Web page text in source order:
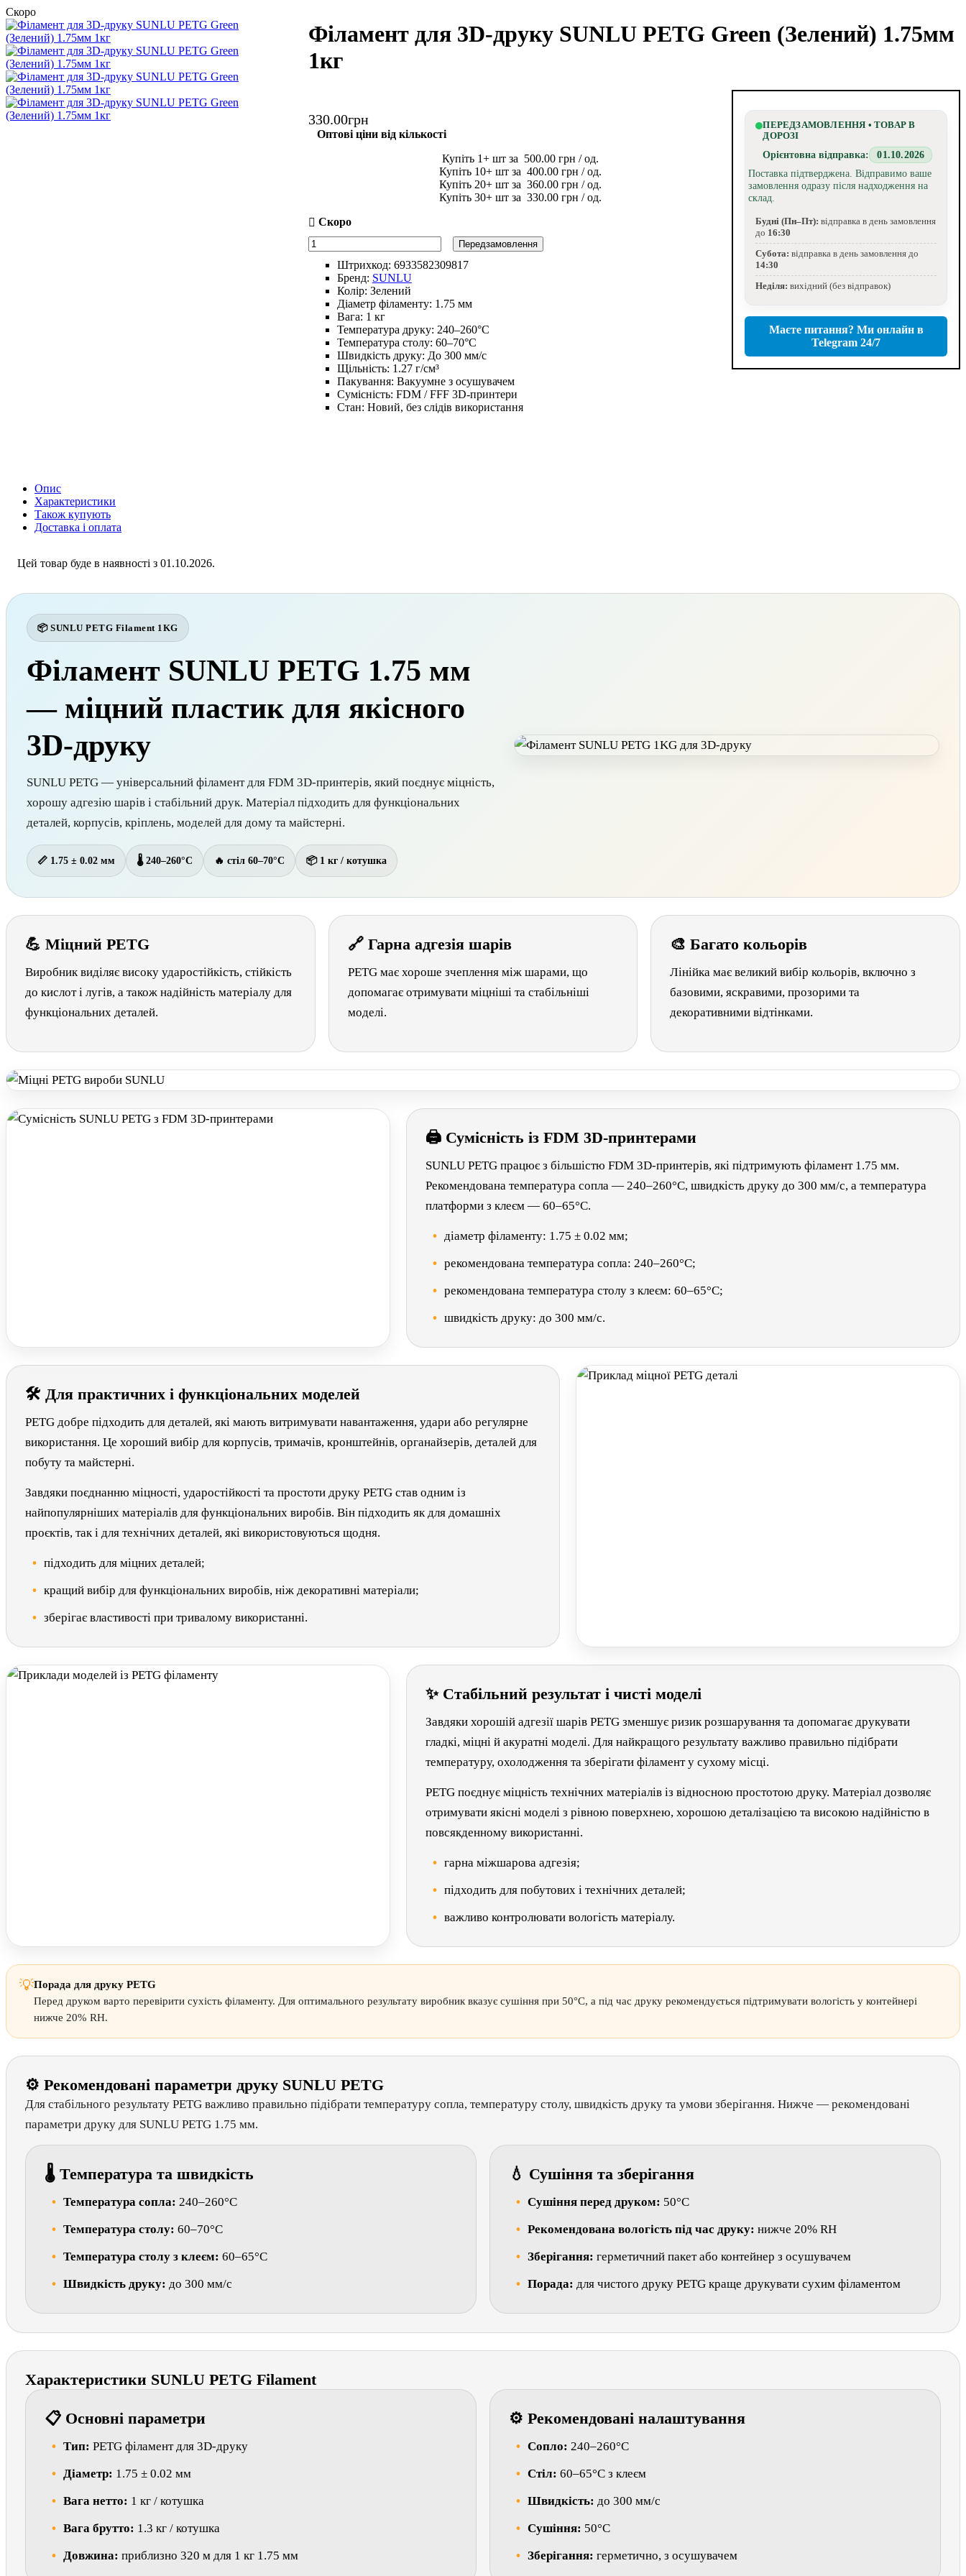
Скоро
Філамент для 3D-друку SUNLU PETG Green (Зелений) 1.75мм
1кг
330.00грн
Оптові ціни від кількості
1
500.00 грн
10
400.00 грн
20
360.00 грн
30
330.00 грн
Передзамовлення
Штрихкод: 6933582309817
Бренд: SUNLU
Колір: Зелений
Діаметр філаменту: 1.75 мм
Вага: 1 кг
Температура друку: 240–260°C
Температура столу: 60–70°C
Швидкість друку: До 300 мм/с
Щільність: 1.27 г/см³
Пакування: Вакуумне з осушувачем
Сумісність: FDM / FFF 3D-принтери
Стан: Новий, без слідів використання
ПЕРЕДЗАМОВЛЕННЯ • ТОВАР В
ДОРОЗІ
Орієнтовна відправка:
01.10.2026
Поставка підтверджена. Відправимо ваше
замовлення одразу після надходження на
склад.
Будні (Пн–Пт): відправка в день замовлення
до 16:30
Субота: відправка в день замовлення до
14:30
Неділя: вихідний (без відправок)
Маєте питання? Ми онлайн в
Telegram 24/7
Опис
Характеристики
Також купують
Доставка і оплата
Цей товар буде в наявності з 01.10.2026.
📦 SUNLU PETG Filament 1KG
Філамент SUNLU PETG 1.75 мм
— міцний пластик для якісного
3D-друку
SUNLU PETG — універсальний філамент для FDM 3D-принтерів, який поєднує міцність,
хорошу адгезію шарів і стабільний друк. Матеріал підходить для функціональних
деталей, корпусів, кріплень, моделей для дому та майстерні.
📏 1.75 ± 0.02 мм 🌡 240–260°C 🔥 стіл 60–70°C 📦 1 кг / котушка
💪 Міцний PETG
Виробник виділяє високу ударостійкість, стійкість
до кислот і лугів, а також надійність матеріалу для
функціональних деталей.
🔗 Гарна адгезія шарів
PETG має хороше зчеплення між шарами, що
допомагає отримувати міцніші та стабільніші
моделі.
🎨 Багато кольорів
Лінійка має великий вибір кольорів, включно з
базовими, яскравими, прозорими та
декоративними відтінками.
🖨 Сумісність із FDM 3D-принтерами
SUNLU PETG працює з більшістю FDM 3D-принтерів, які підтримують філамент 1.75 мм.
Рекомендована температура сопла — 240–260°C, швидкість друку до 300 мм/с, а температура
платформи з клеєм — 60–65°C.
діаметр філаменту: 1.75 ± 0.02 мм;
рекомендована температура сопла: 240–260°C;
рекомендована температура столу з клеєм: 60–65°C;
швидкість друку: до 300 мм/с.
🛠 Для практичних і функціональних моделей
PETG добре підходить для деталей, які мають витримувати навантаження, удари або регулярне
використання. Це хороший вибір для корпусів, тримачів, кронштейнів, органайзерів, деталей для
побуту та майстерні.
Завдяки поєднанню міцності, ударостійкості та простоти друку PETG став одним із
найпопулярніших матеріалів для функціональних виробів. Він підходить як для домашніх
проєктів, так і для технічних деталей, які використовуються щодня.
підходить для міцних деталей;
кращий вибір для функціональних виробів, ніж декоративні матеріали;
зберігає властивості при тривалому використанні.
✨ Стабільний результат і чисті моделі
Завдяки хорошій адгезії шарів PETG зменшує ризик розшарування та допомагає друкувати
гладкі, міцні й акуратні моделі. Для найкращого результату важливо правильно підібрати
температуру, охолодження та зберігати філамент у сухому місці.
PETG поєднує міцність технічних матеріалів із відносною простотою друку. Матеріал дозволяє
отримувати якісні моделі з рівною поверхнею, хорошою деталізацією та високою надійністю в
повсякденному використанні.
гарна міжшарова адгезія;
підходить для побутових і технічних деталей;
важливо контролювати вологість матеріалу.
💡Порада для друку PETG
Перед друком варто перевірити сухість філаменту. Для оптимального результату виробник вказує сушіння при 50°C, а під час друку рекомендується підтримувати вологість у контейнері
нижче 20% RH.
⚙ Рекомендовані параметри друку SUNLU PETG
Для стабільного результату PETG важливо правильно підібрати температуру сопла, температуру столу, швидкість друку та умови зберігання. Нижче — рекомендовані
параметри друку для SUNLU PETG 1.75 мм.
🌡 Температура та швидкість
Температура сопла: 240–260°C
Температура столу: 60–70°C
Температура столу з клеєм: 60–65°C
Швидкість друку: до 300 мм/с
💧 Сушіння та зберігання
Сушіння перед друком: 50°C
Рекомендована вологість під час друку: нижче 20% RH
Зберігання: герметичний пакет або контейнер з осушувачем
Порада: для чистого друку PETG краще друкувати сухим філаментом
Характеристики SUNLU PETG Filament
📋 Основні параметри
Тип: PETG філамент для 3D-друку
Діаметр: 1.75 ± 0.02 мм
Вага нетто: 1 кг / котушка
Вага брутто: 1.3 кг / котушка
Довжина: приблизно 320 м для 1 кг 1.75 мм
⚙ Рекомендовані налаштування
Сопло: 240–260°C
Стіл: 60–65°C з клеєм
Швидкість: до 300 мм/с
Сушіння: 50°C
Зберігання: герметично, з осушувачем